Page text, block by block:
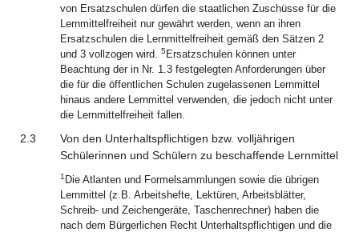
von Ersatzschulen dürfen die staatlichen Zuschüsse für die
Lernmittelfreiheit nur gewährt werden, wenn an ihren
Ersatzschulen die Lernmittelfreiheit gemäß den Sätzen 2
und 3 vollzogen wird. 5 Ersatzschulen können unter
Beachtung der in Nr. 1.3 festgelegten Anforderungen über
die für die öffentlichen Schulen zugelassenen Lernmittel
hinaus andere Lernmittel verwenden, die jedoch nicht unter
die Lernmittelfreiheit fallen.
2.3
Von den Unterhaltspflichtigen bzw. volljährigen
Schülerinnen und Schülern zu beschaffende Lernmittel
1 Die Atlanten und Formelsammlungen sowie die übrigen
Lernmittel (z.B. Arbeitshefte, Lektüren, Arbeitsblätter,
Schreib- und Zeichengeräte, Taschenrechner) haben die
nach dem Bürgerlichen Recht Unterhaltspflichtigen und die